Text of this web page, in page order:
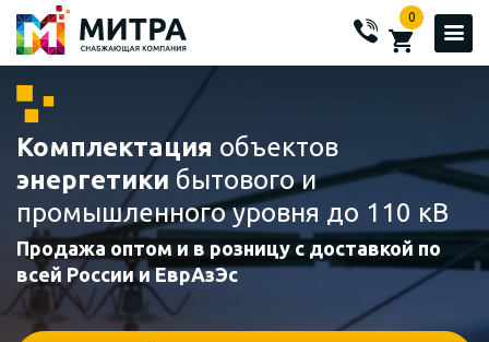
0
Комплектация объектов
энергетики бытового и
промышленного уровня до 110 кВ
Продажа оптом и в розницу с доставкой по
всей России и ЕврАзЭс